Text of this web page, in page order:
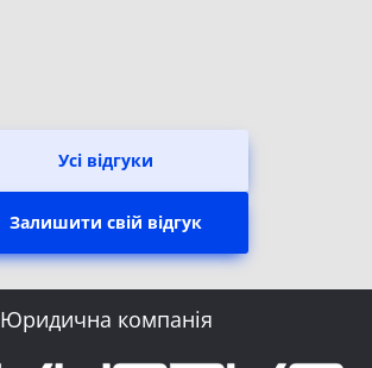
Усі відгуки
Залишити свій відгук
Юридична компанія